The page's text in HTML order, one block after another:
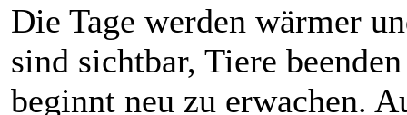
Die Tage werden wärmer
sind sichtbar, Tiere
beginnt neu zu erwachen.